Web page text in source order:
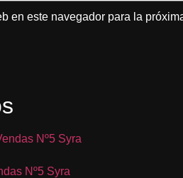
en este navegador para la
Nº5 Syra